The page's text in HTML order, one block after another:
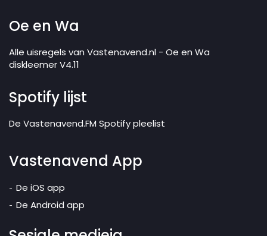
Oe en Wa
Alle uisregels van Vastenavend.nl - Oe en Wa
diskleemer V4.11
Spotify lijst
De Vastenavend.FM Spotify pleelist
Vastenavend App
De iOS app
De Android app